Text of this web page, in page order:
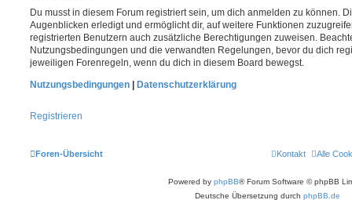
Du musst in diesem Forum registriert sein, um dich anmelden zu können.
Augenblicken erledigt und ermöglicht dir, auf weitere Funktionen
registrierten Benutzern auch zusätzliche Berechtigungen zuweisen.
Nutzungsbedingungen und die verwandten Regelungen, bevor du dich
jeweiligen Forenregeln, wenn du dich in diesem Board bewegst.
Nutzungsbedingungen
Datenschutzerklärung
Registrieren
Foren-Übersicht Alle
Kontakt
Powered by phpBB® Forum Software © phpBB
Deutsche Übersetzung durch phpBB.de